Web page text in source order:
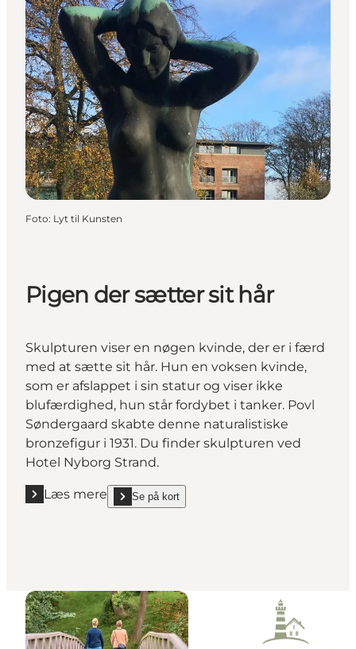
Foto: Lyt til Kunsten
Pigen der sætter sit hår
Skulpturen viser en nøgen kvinde, der er i færd
med at sætte sit hår. Hun en voksen kvinde,
som er afslappet i sin statur og viser ikke
blufærdighed, hun står fordybet i tanker. Povl
Søndergaard skabte denne naturalistiske
bronzefigur i 1931. Du finder skulpturen ved
Hotel Nyborg Strand.
Læs mere
Læs mere "Pigen der sætter sit hår"
Se på kort
show Pigen der sætter sit hår on_map